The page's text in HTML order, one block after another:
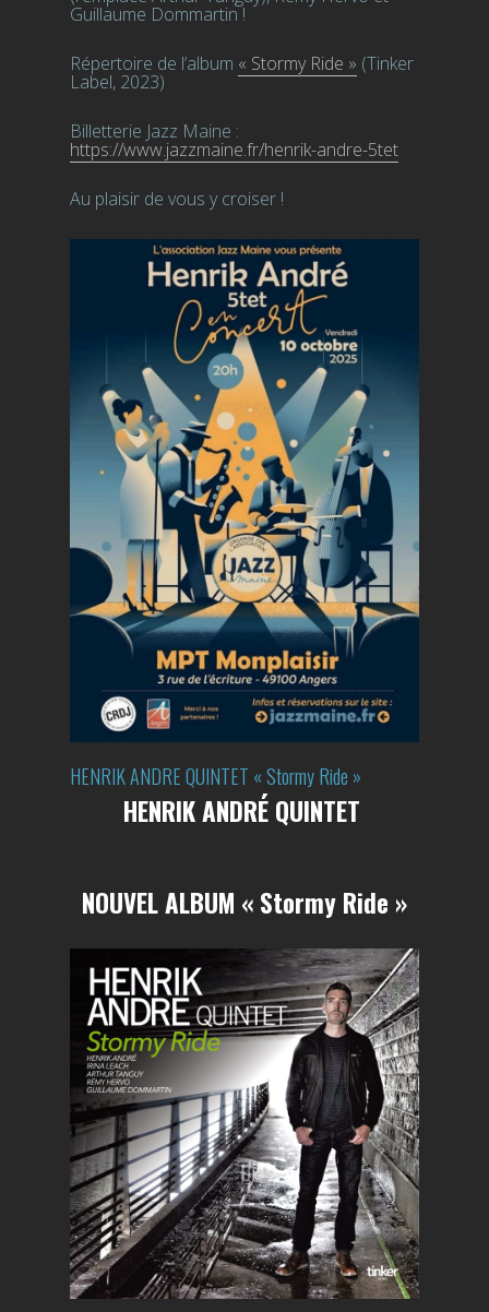
Guillaume Dommartin !
Répertoire de l’album « Stormy Ride » (Tinker
Label, 2023)
Billetterie Jazz Maine :
https://www.jazzmaine.fr/henrik-andre-5tet
Au plaisir de vous y croiser !
HENRIK ANDRE QUINTET « Stormy Ride »
HENRIK ANDRÉ QUINTET
NOUVEL ALBUM « Stormy Ride »